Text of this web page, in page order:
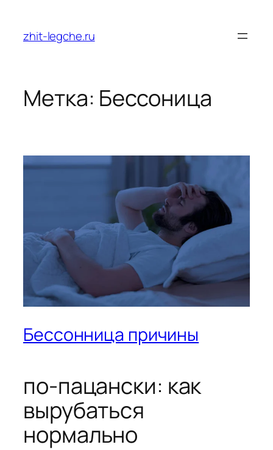
содержимому
zhit-legche.ru
Метка: Бессоница
Бессонница причины
по-пацански: как
вырубаться
нормально